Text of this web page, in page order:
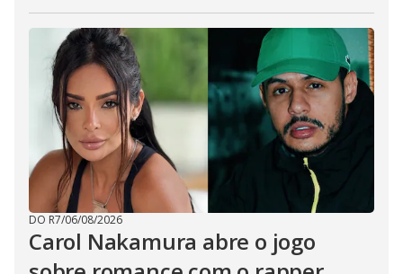
DO R7/06/08/2026
Carol Nakamura abre o jogo